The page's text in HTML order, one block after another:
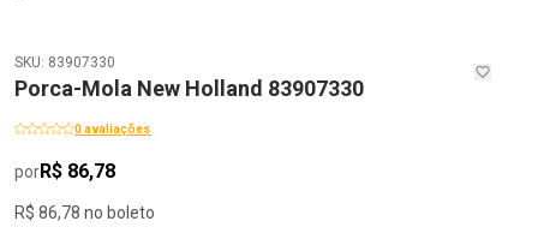
SKU: 83907330
Porca-Mola New Holland 83907330
0 avaliações
porR$ 86,78
R$ 86,78 no boleto